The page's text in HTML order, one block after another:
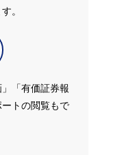
。
「有価証券報
トの閲覧もで